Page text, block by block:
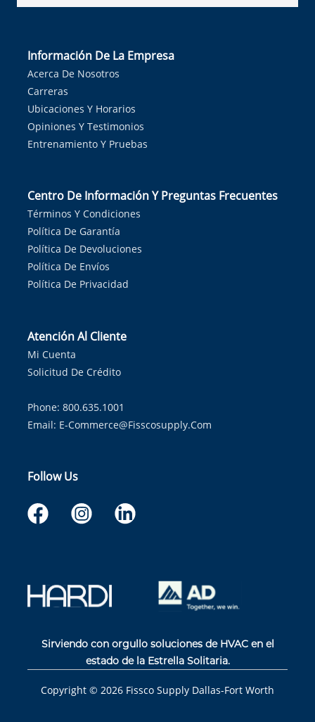
Información De La Empresa
Acerca De Nosotros
Carreras
Ubicaciones Y Horarios
Opiniones Y Testimonios
Entrenamiento Y Pruebas
Centro De Información Y Preguntas Frecuentes
Términos Y Condiciones
Política De Garantía
Política De Devoluciones
Política De Envíos
Política De Privacidad
Atención Al Cliente
Mi Cuenta
Solicitud De Crédito
Phone: 800.635.1001
Email: E-Commerce@fisscosupply.com
Follow Us
Sirviendo con orgullo soluciones de HVAC en el
estado de la Estrella Solitaria.
Copyright © 2026 Fissco Supply Dallas-Fort Worth